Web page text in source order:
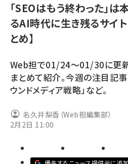
ai (2804)
youtube (2429)
セミナー (2303)
z世代 (1622)
llmo (1161)
「SEOはもう終わった」
るAI時代に生き残るサイ
とめ】
Web担で01/24～01/30に更新
まとめて紹介。今週の注目記事
ウンドメディア戦略」など。
名久井梨香（Web担編集部）
2月2日 11:00